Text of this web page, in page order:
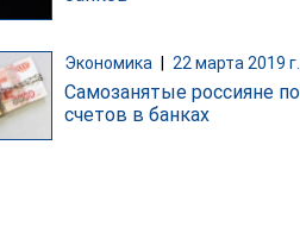
Экономика | 22 марта 2019
Самозанятые россияне
счетов в банках